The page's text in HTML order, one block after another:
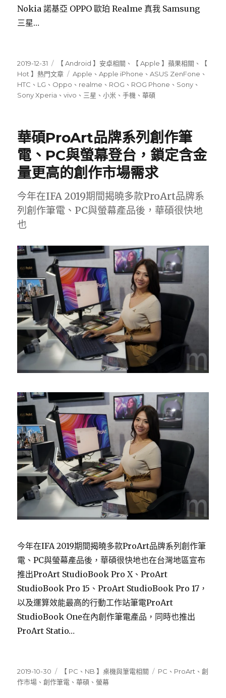
Nokia 諾基亞 OPPO 歐珀 Realme 真我 Samsung
三星…
發
佈
日
期:
2019-12-31
分
類
【 Android 】安卓相關 、 【 Apple 】蘋果相關 、
【
Hot 】熱門文章
標
籤
Apple 、Apple iPhone 、ASUS ZenFone 、
HTC 、 LG 、 Oppo 、 realme 、 ROG 、 ROG Phone 、 Sony 、
Sony Xperia 、vivo 、 三星 、小米 、手機 、華碩
華碩ProArt品牌系列創作筆
電、PC與螢幕登台，鎖定含金
量更高的創作市場需求
今年在IFA 2019期間揭曉多款ProArt品牌系
列創作筆電、PC與螢幕產品後，華碩很快地
也
今年在IFA 2019期間揭曉多款ProArt品牌系列創作筆
電、PC與螢幕產品後，華碩很快地也在台灣地區宣布
推出ProArt StudioBook Pro X、ProArt
StudioBook Pro 15、ProArt StudioBook Pro 17，
以及運算效能最高的行動工作站筆電ProArt
StudioBook One在內創作筆電產品，同時也推出
ProArt Statio…
發
佈
2019-10-30
分
類
【 PC、NB 】桌機與筆電相關
標
PC 、 ProArt 、創
作市場 、創作筆電 、華碩 、 螢幕